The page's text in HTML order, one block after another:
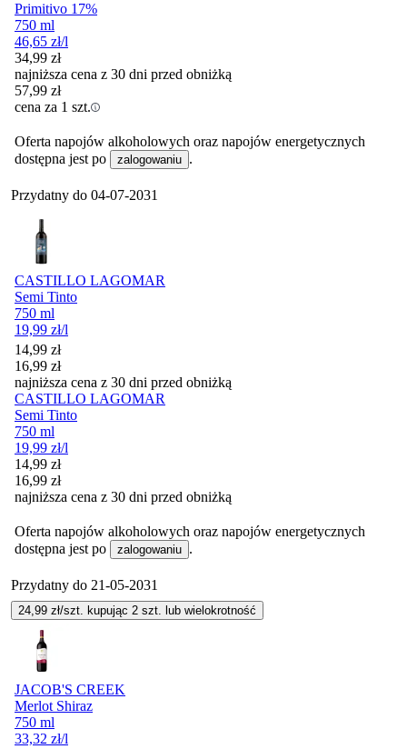
Primitivo 17%
750 ml
46,65 zł/l
34,99 zł
najniższa cena z 30 dni przed obniżką
57,99 zł
cena za 1 szt.
Oferta napojów alkoholowych oraz napojów energetycznych
dostępna jest po
zalogowaniu .
Przydatny do 04-07-2031
CASTILLO LAGOMAR
Semi Tinto
750 ml
19,99 zł/l
Cena promocyjna
14,99 zł
16,99 zł
najniższa cena z 30 dni przed obniżką
CASTILLO LAGOMAR
Semi Tinto
750 ml
19,99 zł/l
Cena promocyjna
14,99 zł
16,99 zł
najniższa cena z 30 dni przed obniżką
Oferta napojów alkoholowych oraz napojów energetycznych
dostępna jest po
zalogowaniu .
Przydatny do 21-05-2031
24,99 zł/szt. kupując 2 szt. lub wielokrotność
JACOB'S CREEK
Merlot Shiraz
750 ml
33,32 zł/l